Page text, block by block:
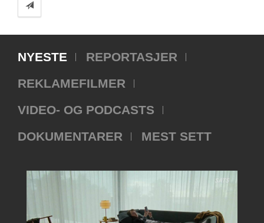
NYESTE
REPORTASJER
REKLAMEFILMER
VIDEO- OG PODCASTS
DOKUMENTARER
MEST SETT